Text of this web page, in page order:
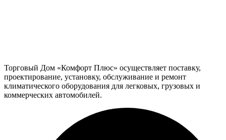
Торговый Дом «Комфорт Плюс» осуществляет поставку,
проектирование, установку, обслуживание и ремонт
климатического оборудования для легковых, грузовых и
коммерческих автомобилей.